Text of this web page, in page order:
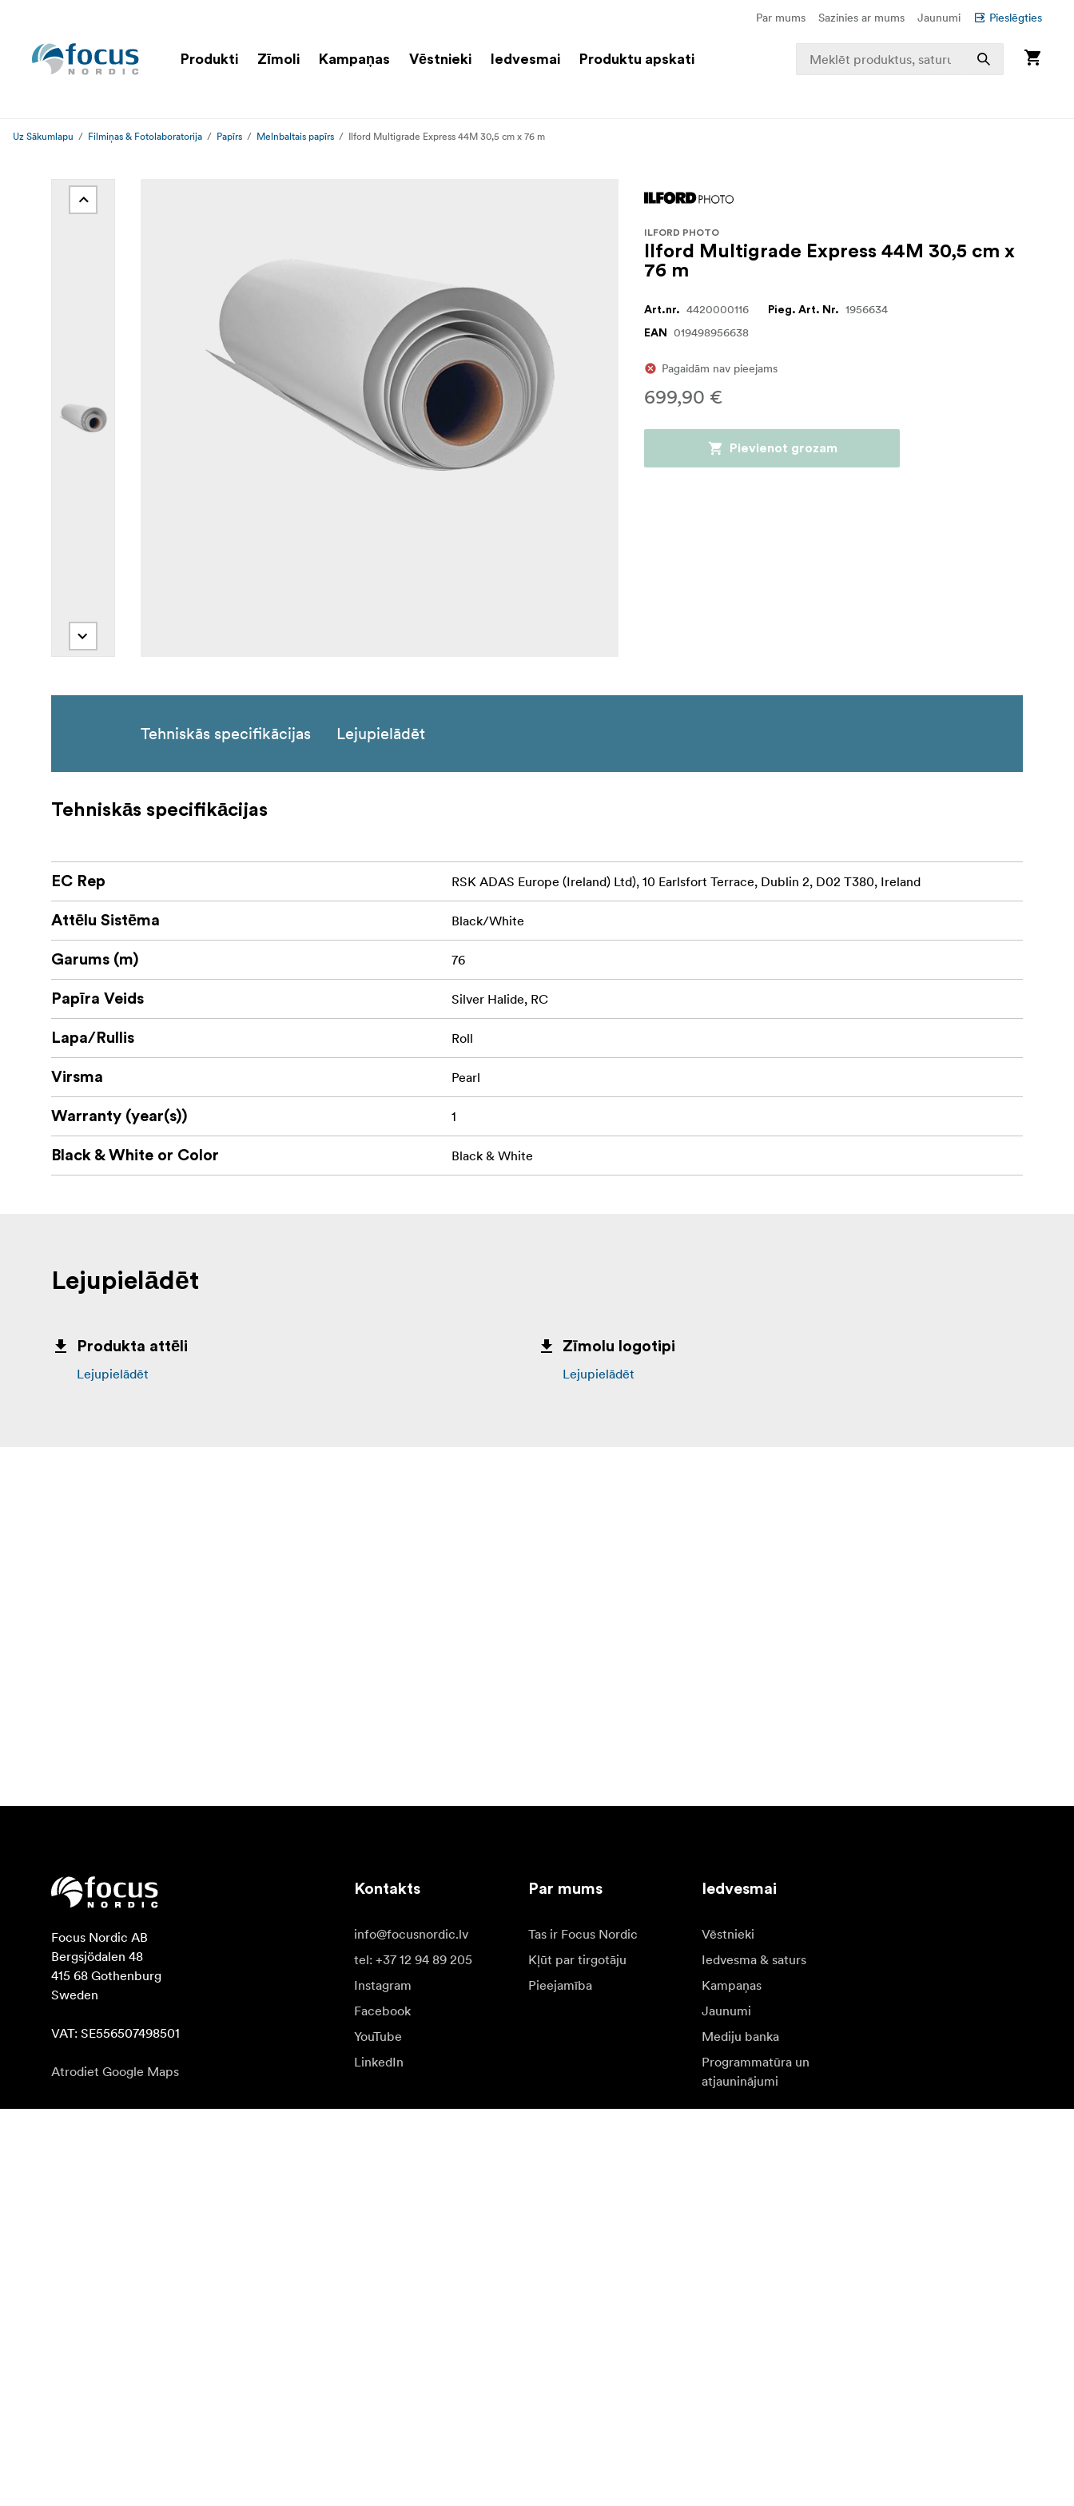
Par mums Sazinies ar mums Jaunumi Pieslēgties
Produkti Zīmoli Kampaņas Vēstnieki Iedvesmai Produktu apskati
Uz Sākumlapu Filmiņas & Fotolaboratorija Papīrs Melnbaltais papīrs Ilford Multigrade Express 44M 30,5 cm x 76 m
ILFORD PHOTO
Ilford Multigrade Express 44M 30,5 cm x
76 m
Art.nr. 4420000116 Pieg. Art. Nr. 1956634
EAN 019498956638
Pagaidām nav pieejams
699,90 €
Pievienot grozam
Tehniskās specifikācijas Lejupielādēt
Tehniskās specifikācijas
EC Rep RSK ADAS Europe (Ireland) Ltd), 10 Earlsfort Terrace, Dublin 2, D02 T380, Ireland
Attēlu Sistēma Black/White
Garums (m) 76
Papīra Veids Silver Halide, RC
Lapa/Rullis Roll
Virsma Pearl
Warranty (year(s)) 1
Black & White or Color Black & White
Lejupielādēt
Produkta attēli
Lejupielādēt
Zīmolu logotipi
Lejupielādēt
Focus Nordic AB
Bergsjödalen 48
415 68 Gothenburg
Sweden
VAT: SE556507498501
Atrodiet Google Maps
Kontakts
info@focusnordic.lv
tel: +37 12 94 89 205
Instagram
Facebook
YouTube
LinkedIn
Par mums
Tas ir Focus Nordic
Kļūt par tirgotāju
Pieejamība
Iedvesmai
Vēstnieki
Iedvesma & saturs
Kampaņas
Jaunumi
Mediju banka
Programmatūra un
atjauninājumi